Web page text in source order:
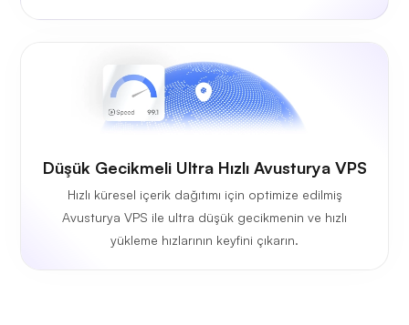
Düşük Gecikmeli Ultra Hızlı Avusturya VPS
Hızlı küresel içerik dağıtımı için optimize edilmiş
Avusturya VPS ile ultra düşük gecikmenin ve hızlı
yükleme hızlarının keyfini çıkarın.